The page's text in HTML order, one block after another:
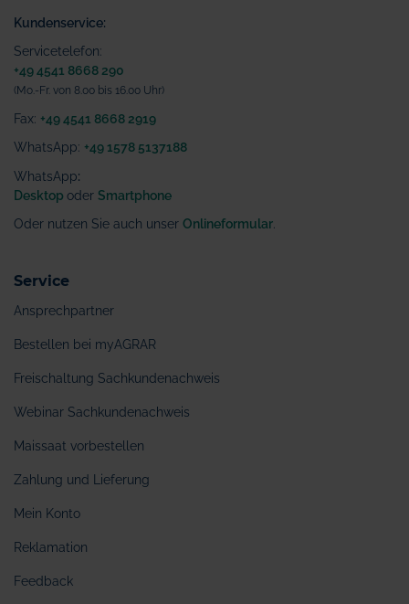
Kundenservice:
Servicetelefon:
+49 4541 8668 290
(Mo.-Fr. von 8.00 bis 16.00 Uhr)
Fax: +49 4541 8668 2919
WhatsApp: +49 1578 5137188
WhatsApp:
Desktop oder Smartphone
Oder nutzen Sie auch unser Onlineformular
Service
Ansprechpartner
Bestellen bei myAGRAR
Freischaltung Sachkundenachweis
Webinar Sachkundenachweis
Maissaat vorbestellen
Zahlung und Lieferung
Mein Konto
Reklamation
Feedback